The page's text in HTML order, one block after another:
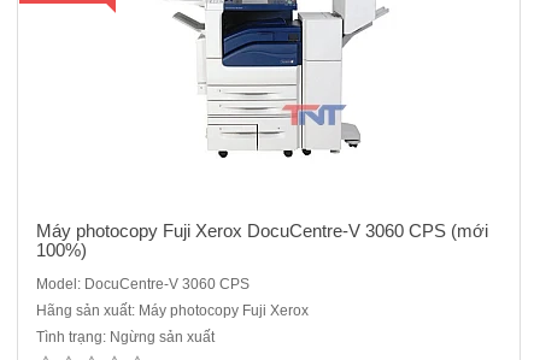
Máy photocopy Fuji Xerox DocuCentre-V 3060 CPS (mới
100%)
Model: DocuCentre-V 3060 CPS
Hãng sản xuất: Máy photocopy Fuji Xerox
Tình trạng: Ngừng sản xuất
Máy Photocopy Fuji Xerox DC V 4070 CPS Hàng chính hãng ,
nguyên đai nguyên kiện máy mới 100%.Cấu hình chuẩn : Copy + in
mạng + Scan màu Chức năng copy Tốc độ copy: 45 bản /phút . Bộ